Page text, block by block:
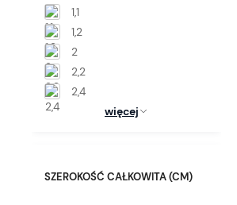
1,1
1,2
2
2,2
2,4
więcej
SZEROKOŚĆ CAŁKOWITA (CM)